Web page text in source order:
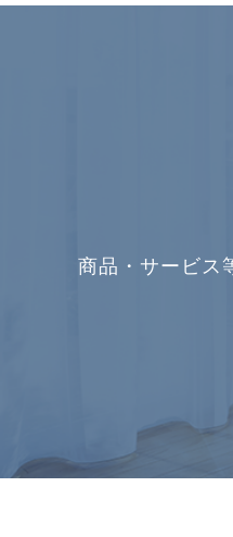
商品・サービス